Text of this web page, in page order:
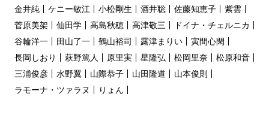
金井純
ケニー敏江 小松剛生 酒井聡 佐藤知恵子
紫雲
菅原美架
仙田学 高島秋穂 高津敬三
ドイナ・チェルニカ
谷輪洋一
田山了一 鶴山裕司 露津まりい
寅間心閑
長岡しおり
萩野篤人 原里実 星隆弘 松岡里奈
松原和音
三浦俊彦
水野翼 山際恭子 山田隆道
山本俊則
ラモーナ・ツァラヌ
りょん